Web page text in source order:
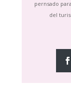
pernsado
del